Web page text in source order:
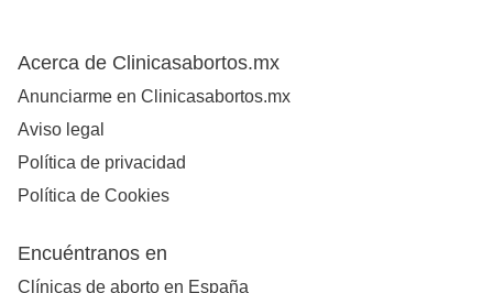
Acerca de Clinicasabortos.mx
Anunciarme en Clinicasabortos.mx
Aviso legal
Política de privacidad
Política de Cookies
Encuéntranos en
Clínicas de aborto en España